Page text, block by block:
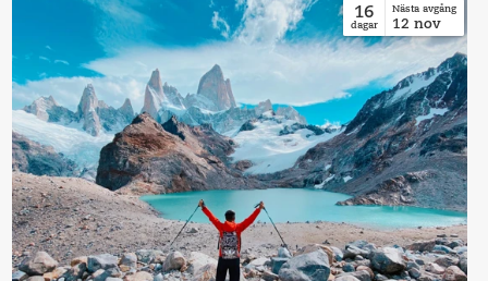
16
dagar
Nästa avgång
12nov